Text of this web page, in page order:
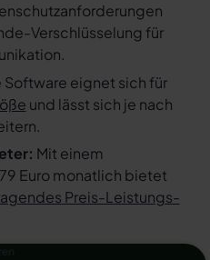
Verschlüsselung für
Software eignet sich für
und lässt sich je nach
Mit einem
Euro monatlich bietet
Preis-Leistungs-